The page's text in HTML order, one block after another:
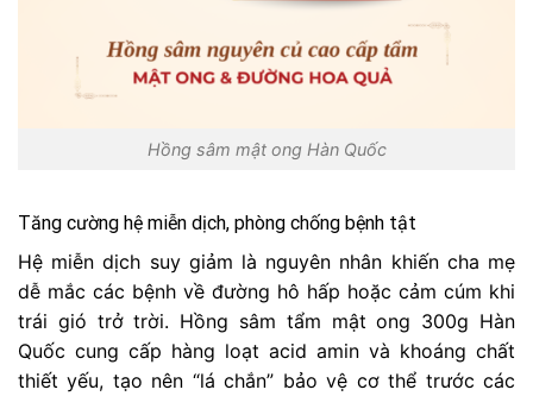
Hồng sâm mật ong Hàn Quốc
Tăng cường hệ miễn dịch, phòng chống bệnh tật
Hệ miễn dịch suy giảm là nguyên nhân khiến cha mẹ
dễ mắc các bệnh về đường hô hấp hoặc cảm cúm khi
trái gió trở trời. Hồng sâm tẩm mật ong 300g Hàn
Quốc cung cấp hàng loạt acid amin và khoáng chất
thiết yếu, tạo nên “lá chắn” bảo vệ cơ thể trước các